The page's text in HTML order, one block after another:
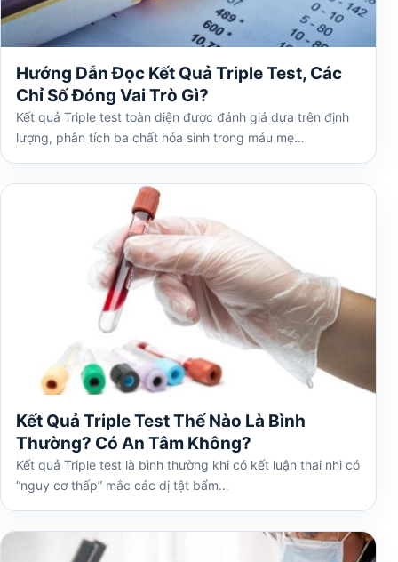
Hướng Dẫn Đọc Kết Quả Triple Test, Các
Chỉ Số Đóng Vai Trò Gì?
Kết quả Triple test toàn diện được đánh giá dựa trên định
lượng, phân tích ba chất hóa sinh trong máu mẹ…
Kết Quả Triple Test Thế Nào Là Bình
Thường? Có An Tâm Không?
Kết quả Triple test là bình thường khi có kết luận thai nhi có
“nguy cơ thấp” mắc các dị tật bẩm…